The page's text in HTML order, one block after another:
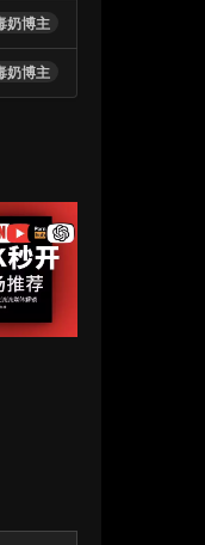
奶博主
奶博主